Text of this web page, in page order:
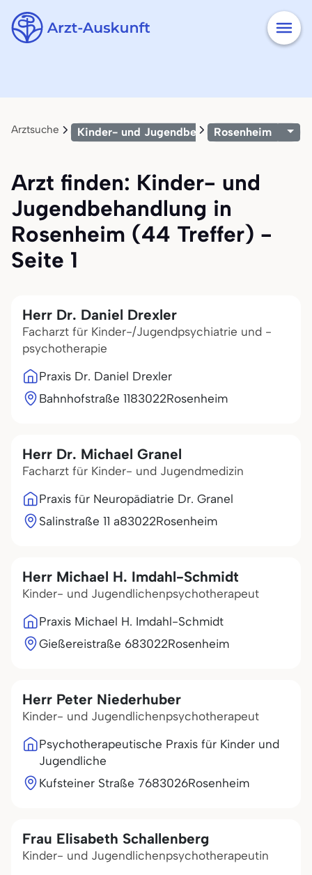
Arztsuche Kinder- und JugendbehandlungRosenheim
Arzt finden: Kinder- und
Jugendbehandlung in
Rosenheim (44 Treffer) -
Seite 1
Herr Dr. Daniel Drexler
Facharzt für Kinder-/Jugendpsychiatrie und -
psychotherapie
Praxis Dr. Daniel Drexler
Bahnhofstraße 1183022Rosenheim
Herr Dr. Michael Granel
Facharzt für Kinder- und Jugendmedizin
Praxis für Neuropädiatrie Dr. Granel
Salinstraße 11 a83022Rosenheim
Herr Michael H. Imdahl-Schmidt
Kinder- und Jugendlichenpsychotherapeut
Praxis Michael H. Imdahl-Schmidt
Gießereistraße 683022Rosenheim
Herr Peter Niederhuber
Kinder- und Jugendlichenpsychotherapeut
Psychotherapeutische Praxis für Kinder und
Jugendliche
Kufsteiner Straße 7683026Rosenheim
Frau Elisabeth Schallenberg
Kinder- und Jugendlichenpsychotherapeutin